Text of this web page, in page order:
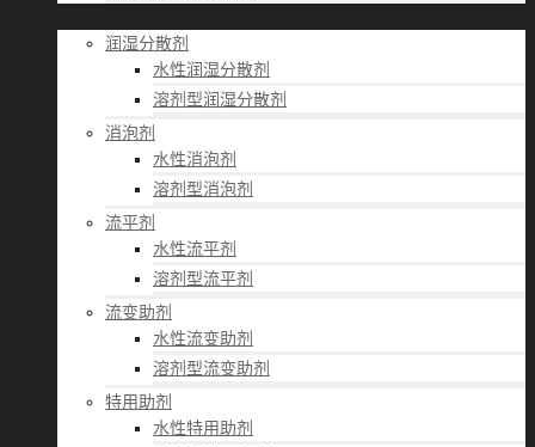
润湿分散剂
水性润湿分散剂
溶剂型润湿分散剂
消泡剂
水性消泡剂
溶剂型消泡剂
流平剂
水性流平剂
溶剂型流平剂
流变助剂
水性流变助剂
溶剂型流变助剂
特用助剂
水性特用助剂